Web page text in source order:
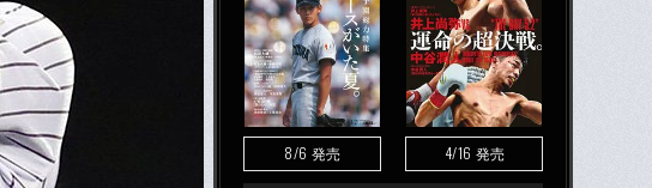
8/6 発売 4/16 発売